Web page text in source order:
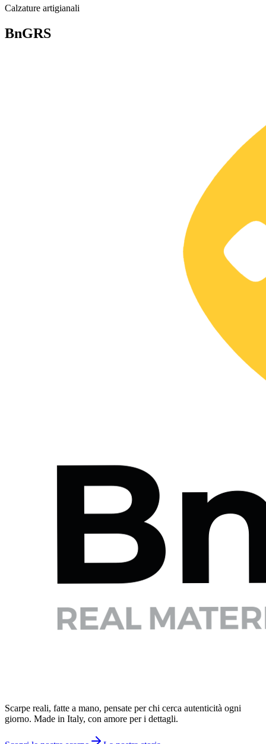
Calzature artigianali
BnGRS
Scarpe reali, fatte a mano, pensate per chi cerca autenticità ogni
giorno. Made in Italy, con amore per i dettagli.